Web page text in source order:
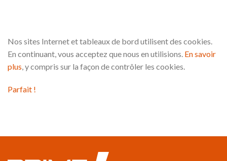
Nos sites Internet et tableaux de bord utilisent des cookies.
En continuant, vous acceptez que nous en utilisions. En savoir
plus , y compris sur la façon de contrôler les cookies.
Parfait !